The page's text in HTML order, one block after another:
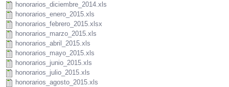
honorarios_diciembre_2014.xls
honorarios_enero_2015.xls
honorarios_febrero_2015.xlsx
honorarios_marzo_2015.xls
honorarios_abril_2015.xls
honorarios_mayo_2015.xls
honorarios_junio_2015.xls
honorarios_julio_2015.xls
honorarios_agosto_2015.xls